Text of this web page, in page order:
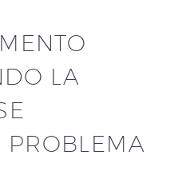
LA
PROBLEMA